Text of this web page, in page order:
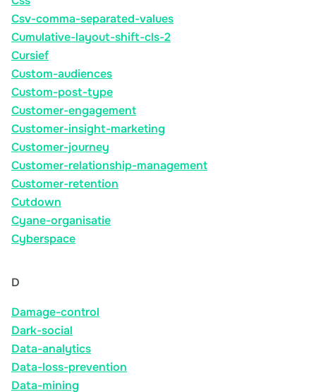
Csv-comma-separated-values
Cumulative-layout-shift-cls-2
Cursief
Custom-audiences
Custom-post-type
Customer-engagement
Customer-insight-marketing
Customer-journey
Customer-relationship-management
Customer-retention
Cutdown
Cyane-organisatie
Cyberspace
D
Damage-control
Dark-social
Data-analytics
Data-loss-prevention
Data-mining